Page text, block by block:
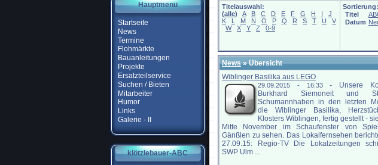
Hauptmenü
Startseite
News
Termine
Flohmärkte
Bauanleitungen
Projekte
Ersatzteilservice
Suchen / Bieten
Mitarbeiter
Humor
Links
Galerie - II
klötzlebauer-ABC
Titelauswahl:
(alle) A B C D E F G H I
J
K
L M N O P Q R S T U
V
W
X Y Z 0-9
Sortierung:
Titel
Datum
News» Übersicht
Wiblinger Basilika aus LEGO
29.09.2015 - 16:33- Unsere
Burkhard Siemoneit und
Schumannhaben in den letzten
die Wiblinger Basilika,
Klosters Wiblingen, fertig gestellt -
Mitte November im Schaufenster von
Gänßlen zu sehen. Das Lokalfernsehen
27.09.15: Regio-TV Die Lokalzeitungen
SWP Ulm ...